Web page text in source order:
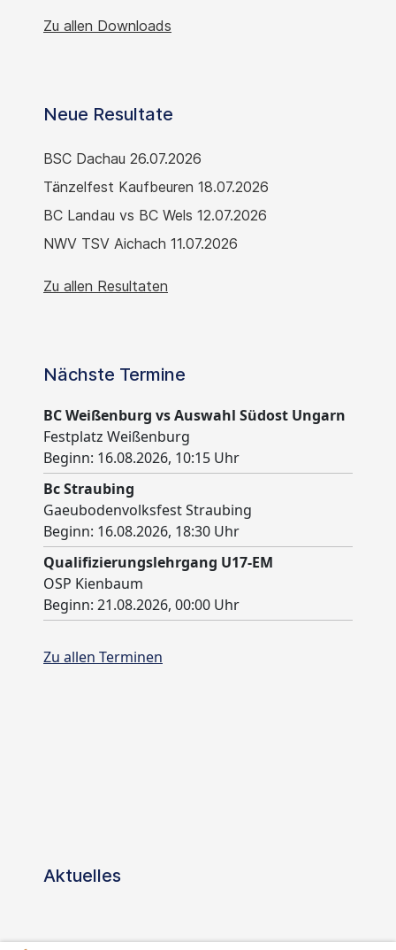
Zu allen Downloads
Neue Resultate
BSC Dachau 26.07.2026
Tänzelfest Kaufbeuren 18.07.2026
BC Landau vs BC Wels 12.07.2026
NWV TSV Aichach 11.07.2026
Zu allen Resultaten
Nächste Termine
Aktuelles